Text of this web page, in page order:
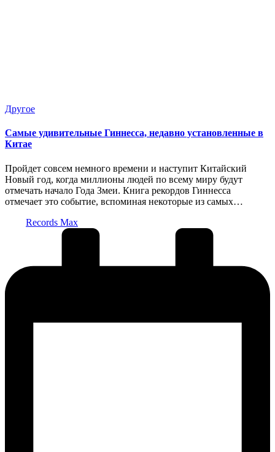
Опубликовано
Другое
Самые удивительные Гиннесса, недавно установленные в
Китае
Пройдет совсем немного времени и наступит Китайский
Новый год, когда миллионы людей по всему миру будут
отмечать начало Года Змеи. Книга рекордов Гиннесса
отмечает это событие, вспоминая некоторые из самых…
Records Max